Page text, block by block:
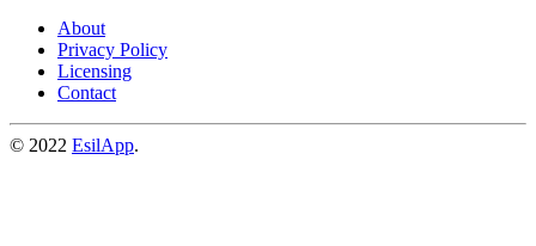
About
Privacy Policy
Licensing
Contact
© 2022 EsilApp.